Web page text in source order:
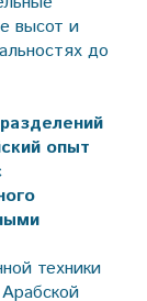
высот и
до
опыт
техники